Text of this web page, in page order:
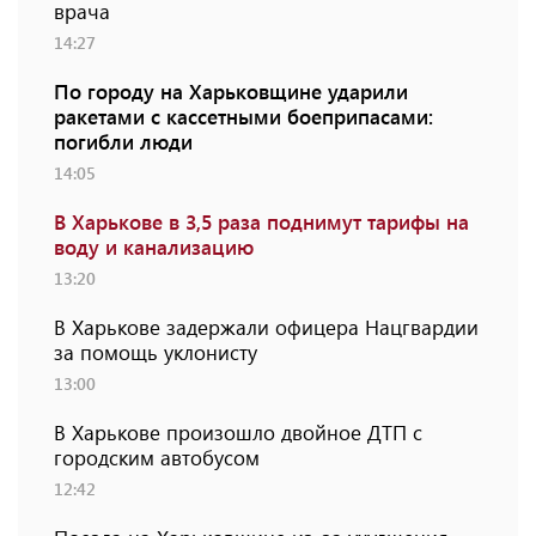
врача
14:27
По городу на Харьковщине ударили
ракетами с кассетными боеприпасами:
погибли люди
14:05
В Харькове в 3,5 раза поднимут тарифы на
воду и канализацию
13:20
В Харькове задержали офицера Нацгвардии
за помощь уклонисту
13:00
В Харькове произошло двойное ДТП с
городским автобусом
12:42